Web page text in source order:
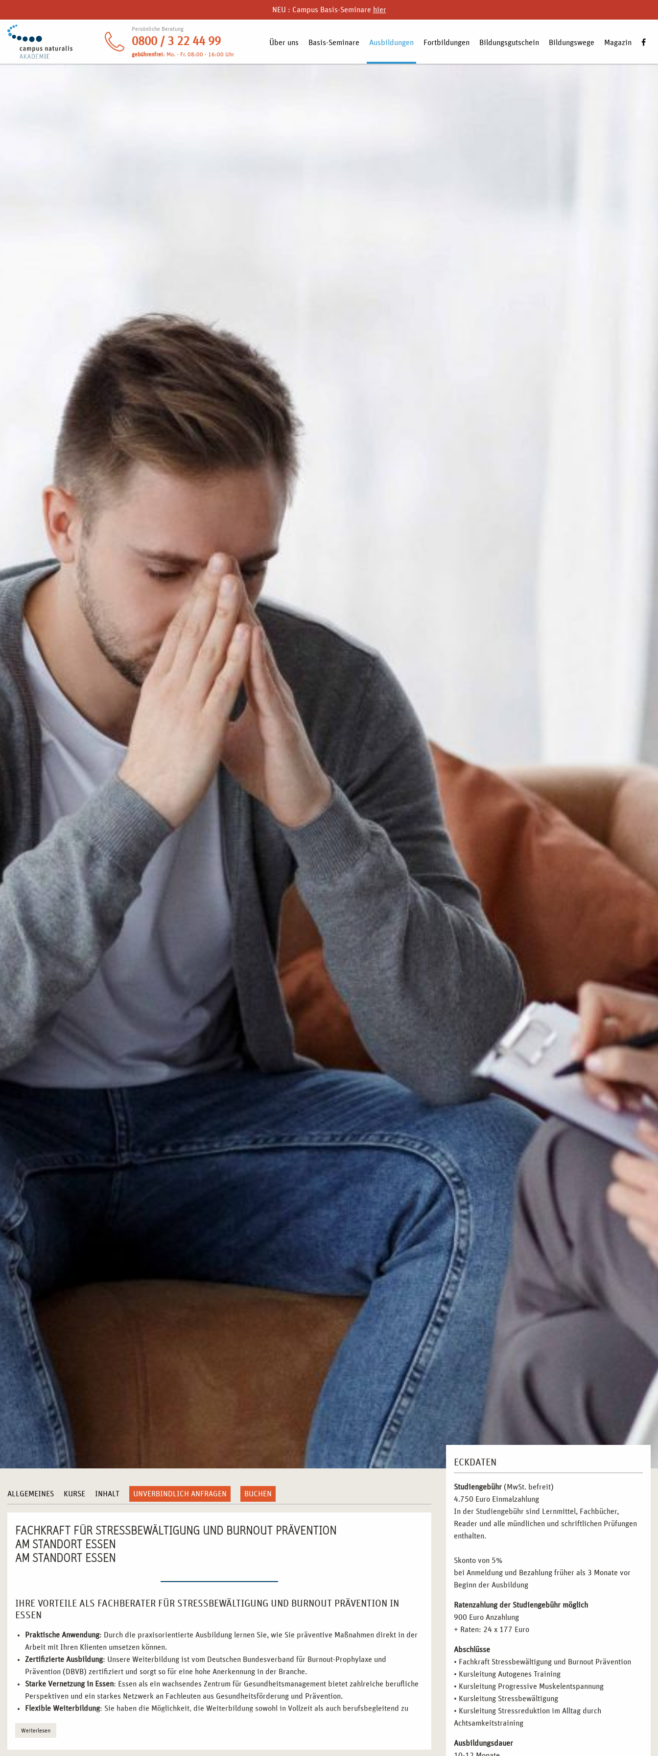
NEU : Campus Basis-Seminare hier
Persönliche Beratung
0800 / 3 22 44 99
gebührenfrei: Mo. - Fr. 08:00 - 16:00 Uhr
Über uns Basis-Seminare Ausbildungen Fortbildungen Bildungsgutschein Bildungswege Magazin
ALLGEMEINES KURSE INHALT UNVERBINDLICH ANFRAGEN BUCHEN
FACHKRAFT FÜR STRESSBEWÄLTIGUNG UND BURNOUT PRÄVENTION
AM STANDORT ESSEN
AM STANDORT ESSEN
IHRE VORTEILE ALS FACHBERATER FÜR STRESSBEWÄLTIGUNG UND BURNOUT PRÄVENTION IN
ESSEN
Praktische Anwendung: Durch die praxisorientierte Ausbildung lernen Sie, wie Sie präventive Maßnahmen direkt in der
Arbeit mit Ihren Klienten umsetzen können.
Zertifizierte Ausbildung: Unsere Weiterbildung ist vom Deutschen Bundesverband für Burnout-Prophylaxe und
Prävention (DBVB) zertifiziert und sorgt so für eine hohe Anerkennung in der Branche.
Starke Vernetzung in Essen: Essen als ein wachsendes Zentrum für Gesundheitsmanagement bietet zahlreiche berufliche
Perspektiven und ein starkes Netzwerk an Fachleuten aus Gesundheitsförderung und Prävention.
Flexible Weiterbildung: Sie haben die Möglichkeit, die Weiterbildung sowohl in Vollzeit als auch berufsbegleitend zu
Erfahrene Dozenten
Weiterlesen
ECKDATEN
Studiengebühr (MwSt. befreit)
4.750 Euro Einmalzahlung
In der Studiengebühr sind Lernmittel, Fachbücher,
Reader und alle mündlichen und schriftlichen Prüfungen
enthalten.
Skonto von 5%
bei Anmeldung und Bezahlung früher als 3 Monate vor
Beginn der Ausbildung
Ratenzahlung der Studiengebühr möglich
900 Euro Anzahlung
+ Raten: 24 x 177 Euro
Abschlüsse
• Fachkraft Stressbewältigung und Burnout Prävention
• Kursleitung Autogenes Training
• Kursleitung Progressive Muskelentspannung
• Kursleitung Stressbewältigung
• Kursleitung Stressreduktion im Alltag durch
Achtsamkeitstraining
Ausbildungsdauer